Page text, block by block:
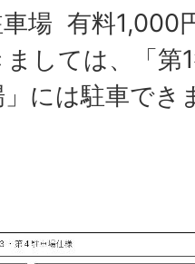
場 有料1,000
しては、「第
には駐車でき